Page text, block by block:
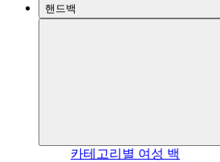
핸드백
카테고리별 여성 백